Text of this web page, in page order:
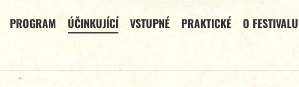
PROGRAM ÚČINKUJÍCÍ VSTUPNÉ PRAKTICKÉ O FESTIVALU